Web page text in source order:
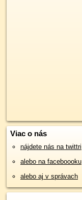
Viac o nás
nájdete nás na twittri
alebo na faceboooku
alebo aj v správach